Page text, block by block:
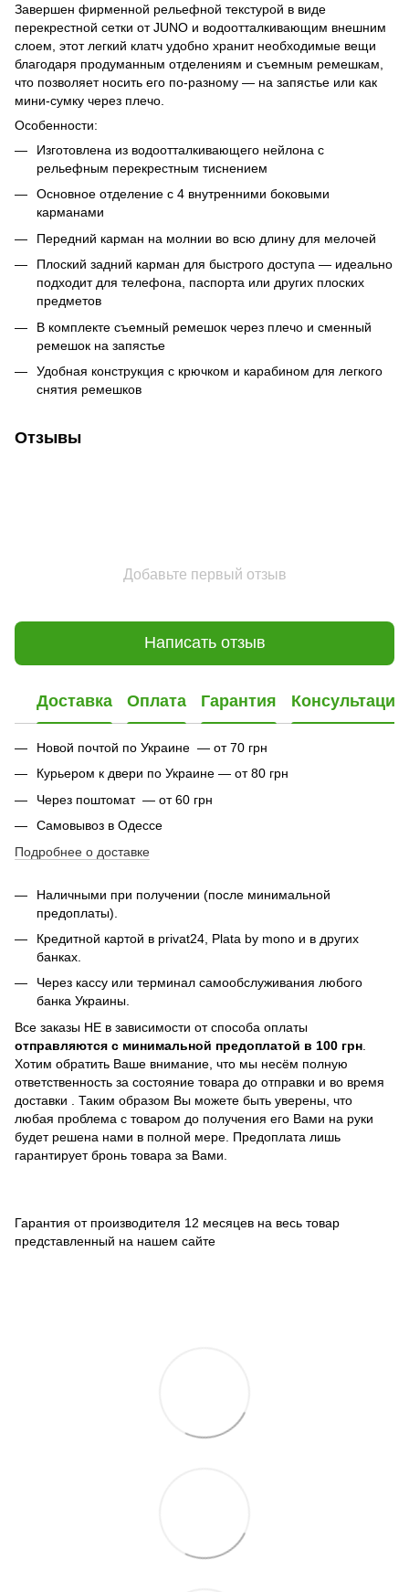
Завершен фирменной рельефной текстурой в виде
перекрестной сетки от JUNO и водоотталкивающим внешним
слоем, этот легкий клатч удобно хранит необходимые вещи
благодаря продуманным отделениям и съемным ремешкам,
что позволяет носить его по-разному — на запястье или как
мини-сумку через плечо.
Особенности:
Изготовлена из водоотталкивающего нейлона с
рельефным перекрестным тиснением
Основное отделение с 4 внутренними боковыми
карманами
Передний карман на молнии во всю длину для мелочей
Плоский задний карман для быстрого доступа — идеально
подходит для телефона, паспорта или других плоских
предметов
В комплекте съемный ремешок через плечо и сменный
ремешок на запястье
Удобная конструкция с крючком и карабином для легкого
снятия ремешков
Отзывы
Добавьте первый отзыв
Написать отзыв
Доставка Оплата Гарантия Консультация
Новой почтой по Украине — от 70 грн
Курьером к двери по Украине — от 80 грн
Через поштомат — от 60 грн
Самовывоз в Одессе
Подробнее о доставке
Наличными при получении (после минимальной
предоплаты).
Кредитной картой в privat24, Plata by mono и в других
банках
Через кассу или терминал самообслуживания любого
банка Украины.
Все заказы НЕ в зависимости от способа оплаты
отправляются с минимальной предоплатой в 100 грн
Хотим обратить Ваше внимание, что мы несём полную
ответственность за состояние товара до отправки и во время
доставки . Таким образом Вы можете быть уверены, что
любая проблема с товаром до получения его Вами на руки
будет решена нами в полной мере. Предоплата лишь
гарантирует бронь товара за Вами.
Гарантия от производителя 12 месяцев на весь товар
представленный на нашем сайте